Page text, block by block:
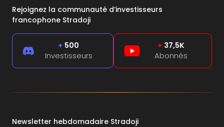
Rejoignez la communauté d’investisseurs
francophone Stradoji
+ 500
Investisseurs
+ 37,5K
Abonnés
Newsletter hebdomadaire Stradoji